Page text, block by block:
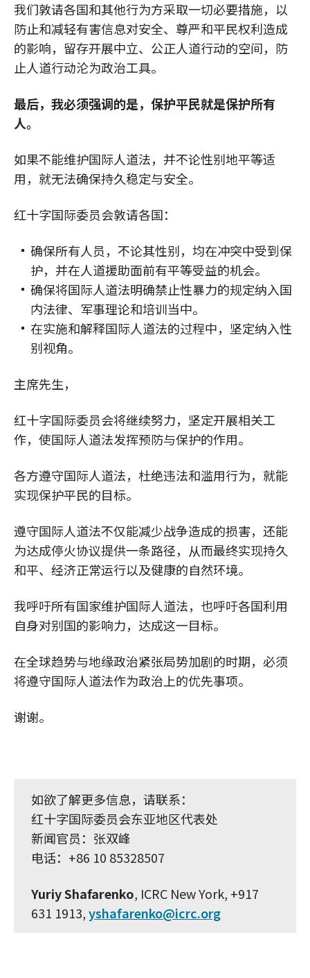
我们敦请各国和其他行为方采取一切必要措施，以
防止和减轻有害信息对安全、尊严和平民权利造成
的影响，留存开展中立、公正人道行动的空间，防
止人道行动沦为政治工具。
最后，我必须强调的是，保护平民就是保护所有
人。
如果不能维护国际人道法，并不论性别地平等适
用，就无法确保持久稳定与安全。
红十字国际委员会敦请各国：
确保所有人员，不论其性别，均在冲突中受到保
护，并在人道援助面前有平等受益的机会。
确保将国际人道法明确禁止性暴力的规定纳入国
内法律、军事理论和培训当中。
在实施和解释国际人道法的过程中，坚定纳入性
别视角。
主席先生，
红十字国际委员会将继续努力，坚定开展相关工
作，使国际人道法发挥预防与保护的作用。
各方遵守国际人道法，杜绝违法和滥用行为，就能
实现保护平民的目标。
遵守国际人道法不仅能减少战争造成的损害，还能
为达成停火协议提供一条路径，从而最终实现持久
和平、经济正常运行以及健康的自然环境。
我呼吁所有国家维护国际人道法，也呼吁各国利用
自身对别国的影响力，达成这一目标。
在全球趋势与地缘政治紧张局势加剧的时期，必须
将遵守国际人道法作为政治上的优先事项。
谢谢。
如欲了解更多信息，请联系：
红十字国际委员会东亚地区代表处
新闻官员：张双峰
电话：+86 10 85328507
Yuriy Shafarenko, ICRC New York, +917
631 1913,yshafarenko@icrc.org